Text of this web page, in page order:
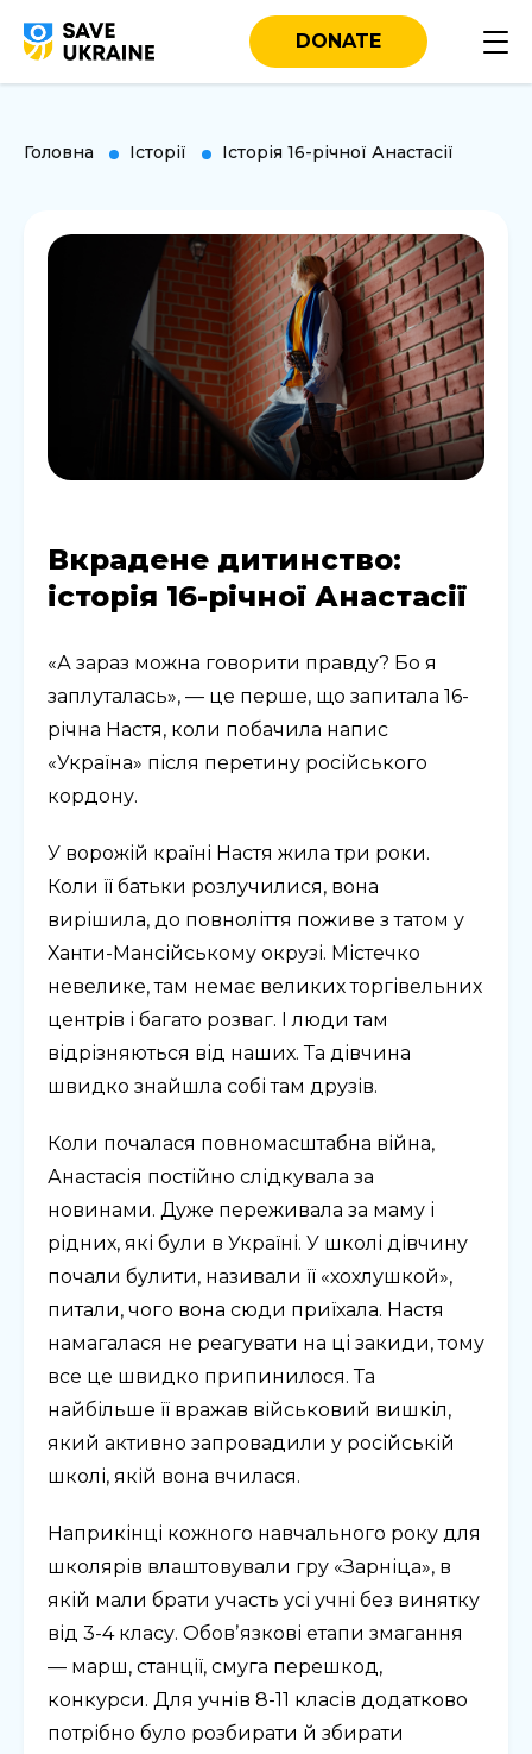
DONATE
Головна Історії Історія 16-річної Анастасії
Вкрадене дитинство:
історія 16-річної Анастасії
«А зараз можна говорити правду? Бо я
заплуталась», — це перше, що запитала 16-
річна Настя, коли побачила напис
«Україна» після перетину російського
кордону.
У ворожій країні Настя жила три роки.
Коли її батьки розлучилися, вона
вирішила, до повноліття поживе з татом у
Ханти-Мансійському окрузі. Містечко
невелике, там немає великих торгівельних
центрів і багато розваг. І люди там
відрізняються від наших. Та дівчина
швидко знайшла собі там друзів.
Коли почалася повномасштабна війна,
Анастасія постійно слідкувала за
новинами. Дуже переживала за маму і
рідних, які були в Україні. У школі дівчину
почали булити, називали її «хохлушкой»,
питали, чого вона сюди приїхала. Настя
намагалася не реагувати на ці закиди, тому
все це швидко припинилося. Та
найбільше її вражав військовий вишкіл,
який активно запровадили у російській
школі, якій вона вчилася.
Наприкінці кожного навчального року для
школярів влаштовували гру «Зарніца», в
якій мали брати участь усі учні без винятку
від 3-4 класу. Обовʼязкові етапи змагання
— марш, станції, смуга перешкод,
конкурси. Для учнів 8-11 класів додатково
потрібно було розбирати й збирати